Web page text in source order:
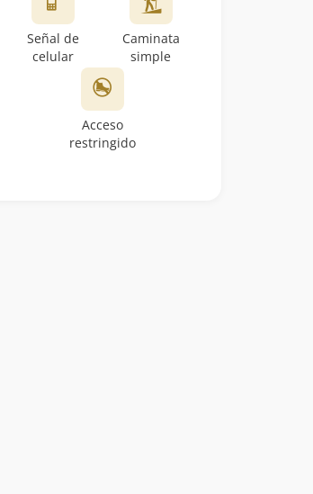
Señal de
celular
Caminata
simple
Acceso
restringido